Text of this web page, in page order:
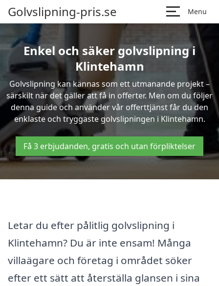
Golvslipning-pris.se Menu
Enkel och säker golvslipning i
Klintehamn
Golvslipning kan kännas som ett utmanande projekt –
särskilt när det gäller att få in offerter. Men om du följer
denna guide och använder vår offerttjänst får du den
enklaste och tryggaste golvslipningen i Klintehamn.
Få 3 erbjudanden, gratis och utan förpliktelser
Letar du efter pålitlig golvslipning i
Klintehamn? Du är inte ensam! Många
villaägare och företag i området söker
efter ett sätt att återställa glansen i sina